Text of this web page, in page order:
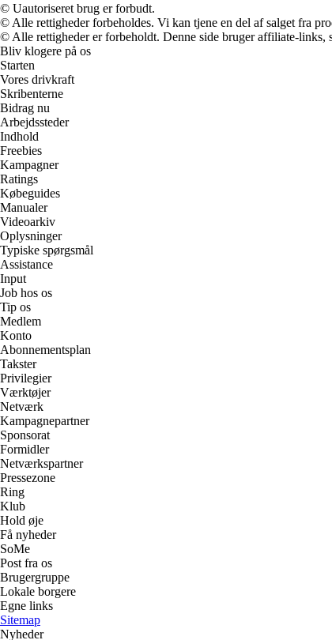
© Uautoriseret brug er forbudt.
© Alle rettigheder forbeholdes. Vi kan tjene en del af salget fra
© Alle rettigheder er forbeholdt. Denne side bruger affiliate-links,
Bliv klogere på os
Starten
Vores drivkraft
Skribenterne
Bidrag nu
Arbejdssteder
Indhold
Freebies
Kampagner
Ratings
Købeguides
Manualer
Videoarkiv
Oplysninger
Typiske spørgsmål
Assistance
Input
Job hos os
Tip os
Medlem
Konto
Abonnementsplan
Takster
Privilegier
Værktøjer
Netværk
Kampagnepartner
Sponsorat
Formidler
Netværkspartner
Pressezone
Ring
Klub
Hold øje
Få nyheder
SoMe
Post fra os
Brugergruppe
Lokale borgere
Egne links
Sitemap
Nyheder